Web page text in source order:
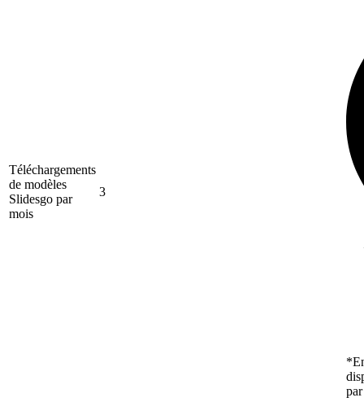
Téléchargements
de modèles
Slidesgo par
mois
3